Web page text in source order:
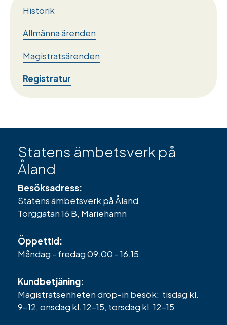
Historik
Allmänna ärenden
Magistratsärenden
Registratur
Statens ämbetsverk på
Åland
Besöksadress:
Statens ämbetsverk på Åland
Torggatan 16 B, Mariehamn
Öppettid:
Måndag - fredag 09.00 - 16.15.
Kundbetjäning:
Magistratsenheten drop-in besök: tisdag kl.
9-12, onsdag kl. 12-15, torsdag kl. 12-15